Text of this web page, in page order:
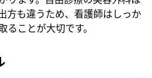
方も違うため、看護師はしっか
ることが大切です。